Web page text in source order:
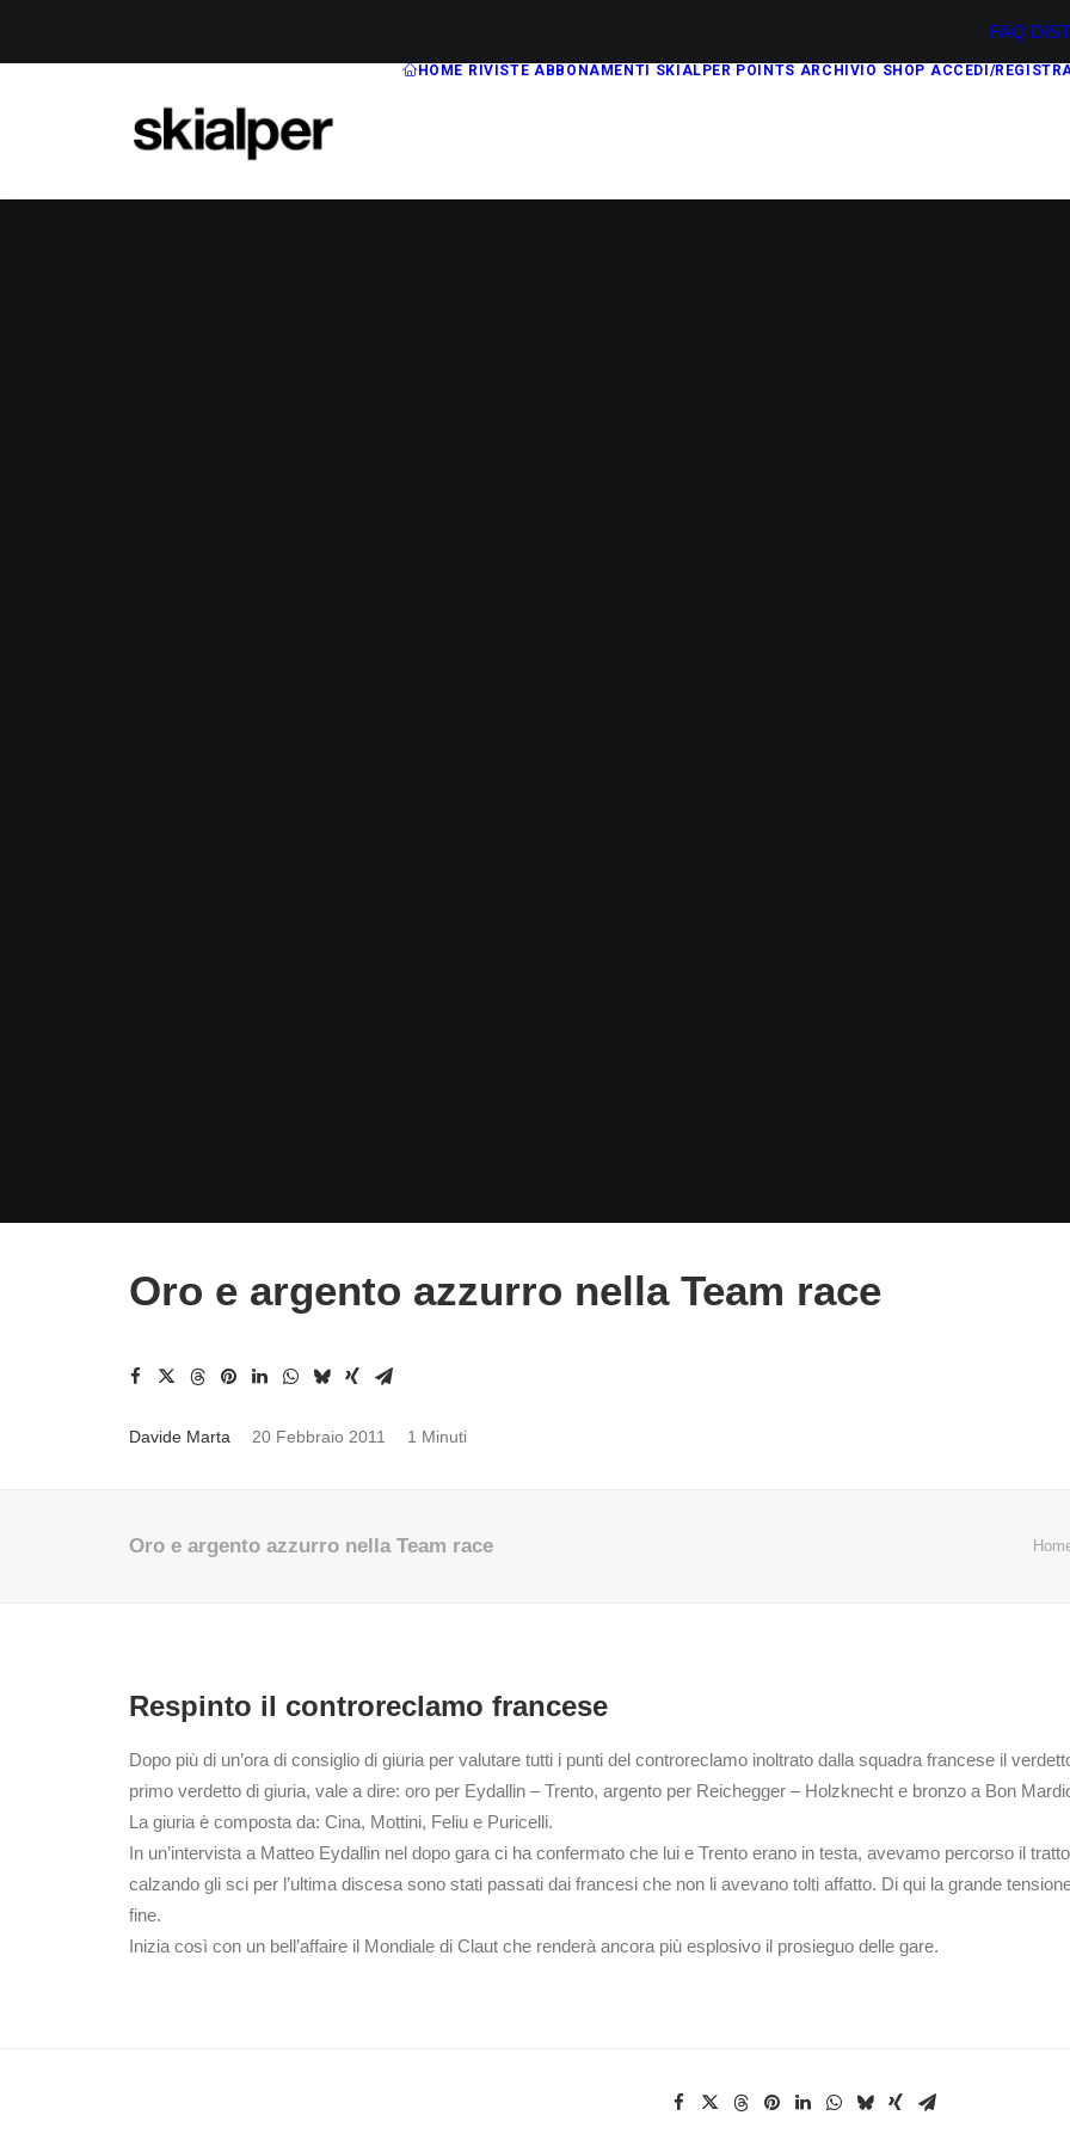
FAQ
HOME RIVISTE ABBONAMENTI SKIALPER POINTS ARCHIVIO SHOP ACCEDI/
Oro e argento azzurro nella Team race
Davide Marta 20 Febbraio 2011 1 Minuti
Oro e argento azzurro nella Team race
Respinto il controreclamo francese
Dopo più di un’ora di consiglio di giuria per valutare tutti i punti del controreclamo inoltrato dalla squadra francese il
primo verdetto di giuria, vale a dire: oro per Eydallin – Trento, argento per Reichegger – Holzknecht e bronzo a Bon
La giuria è composta da: Cina, Mottini, Feliu e Puricelli.
In un’intervista a Matteo Eydallin nel dopo gara ci ha confermato che lui e Trento erano in testa, avevamo percorso il
calzando gli sci per l’ultima discesa sono stati passati dai francesi che non li avevano tolti affatto. Di qui la grande
fine.
Inizia così con un bell’affaire il Mondiale di Claut che renderà ancora più esplosivo il prosieguo delle gare.